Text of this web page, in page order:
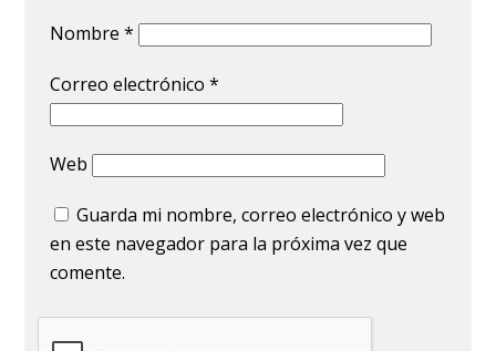
Nombre*
Correo electrónico*
Web
Guarda mi nombre, correo electrónico y web
en este navegador para la próxima vez que
comente.